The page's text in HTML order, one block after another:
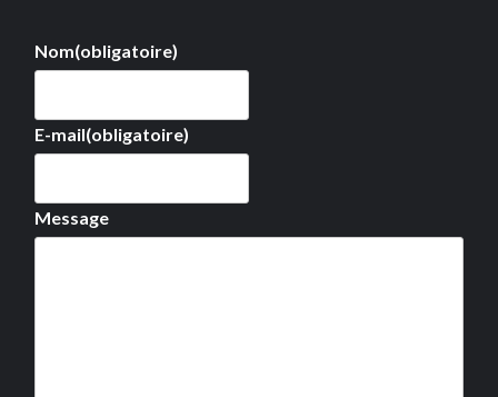
Nom(obligatoire)
E-mail(obligatoire)
Message